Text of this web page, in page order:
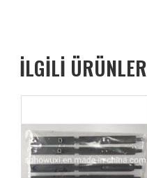
İLGİLİ ÜRÜNLER